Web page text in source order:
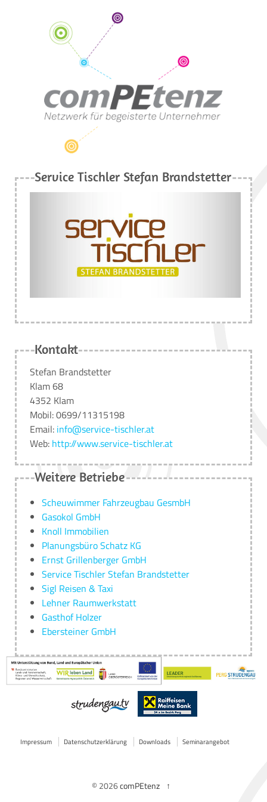
Service Tischler Stefan Brandstetter
Kontakt
Stefan Brandstetter
Klam 68
4352 Klam
Mobil: 0699/11315198
Email: info@service-tischler.at
Web: http://www.service-tischler.at
Weitere Betriebe
Scheuwimmer Fahrzeugbau GesmbH
Gasokol GmbH
Knoll Immobilien
Planungsbüro Schatz KG
Ernst Grillenberger GmbH
Service Tischler Stefan Brandstetter
Sigl Reisen & Taxi
Lehner Raumwerkstatt
Gasthof Holzer
Ebersteiner GmbH
Impressum Datenschutzerklärung Downloads Seminarangebot
© 2026comPEtenz ↑